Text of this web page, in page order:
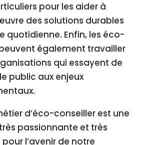
pour les aider à
des solutions durables
quotidienne. Enfin, les éco-
également travailler
qui essayent de
public aux enjeux
d’éco-conseiller est une
passionnante et très
l’avenir de notre